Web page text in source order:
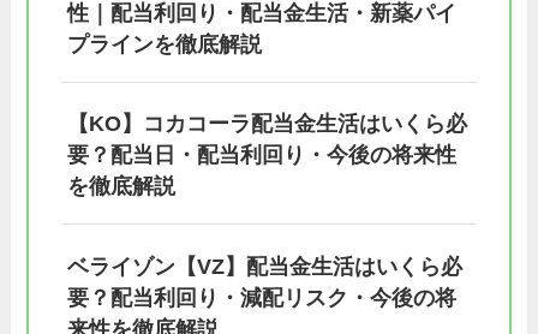
性｜配当利回り・配当金生活・新薬パイ
プラインを徹底解説
【KO】コカコーラ配当金生活はいくら必
要？配当日・配当利回り・今後の将来性
を徹底解説
ベライゾン【VZ】配当金生活はいくら必
要？配当利回り・減配リスク・今後の将